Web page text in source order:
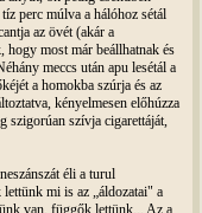
perc múlva a hálóhoz sétál
az övét (akár a
hogy most már beállhatnak és
meccs után apu lesétál a
a homokba szúrja és az
kényelmesen előhúzza
szigorúan szívja cigarettáját,
éli a turul
mi is az „áldozatai" a
van, függők lettünk... Az a